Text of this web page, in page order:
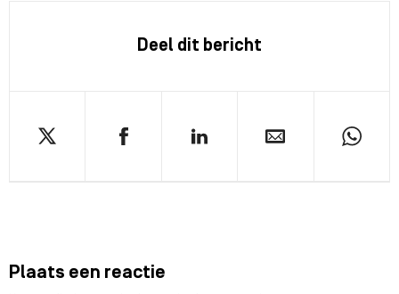
Deel dit bericht
Plaats een reactie